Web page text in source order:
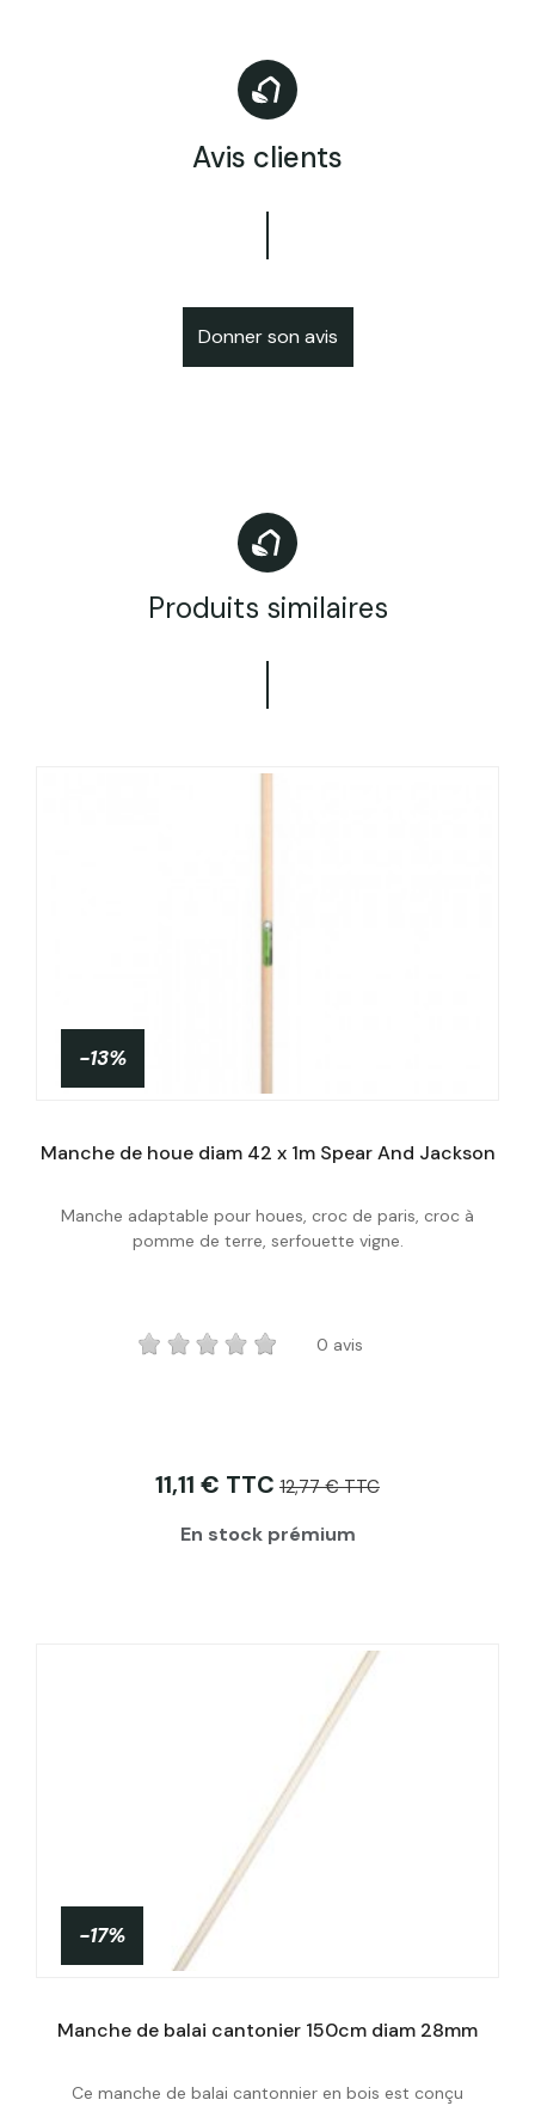
Avis clients
Donner son avis
Produits similaires
Acheter
-13%
Manche de houe diam 42 x 1m Spear And Jackson
Manche adaptable pour houes, croc de paris, croc à
pomme de terre, serfouette vigne.
0 avis
11,11 € TTC 12,77 € TTC
En stock prémium
-17%
Manche de balai cantonier 150cm diam 28mm
Ce manche de balai cantonnier en bois est conçu